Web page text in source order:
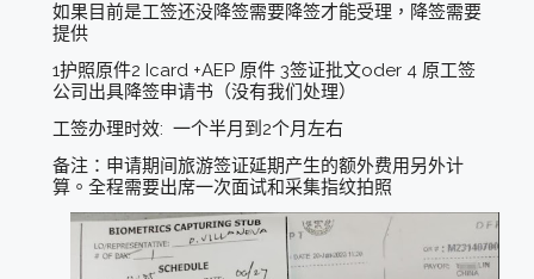
如果目前是工签还没降签需要降签才能受理，降签需要
提供
1护照原件2 Icard +AEP 原件 3签证批文oder 4 原工签
公司出具降签申请书（没有我们处理）
工签办理时效: 一个半月到2个月左右
备注：申请期间旅游签证延期产生的额外费用另外计
算。全程需要出席一次面试和采集指纹拍照